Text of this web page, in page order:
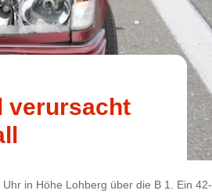
verursacht
in Höhe Lohberg über die B 1. Ein 42-